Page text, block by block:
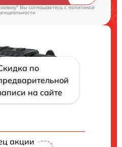
Вы соглашаетесь c политикой
по
на сайте
акции